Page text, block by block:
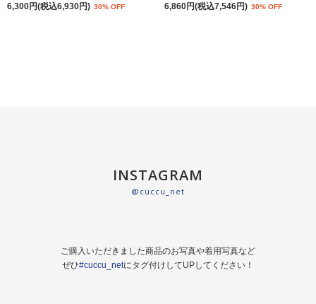
6,300円(税込6,930円) 30% OFF
6,860円(税込7,546円) 30% OFF
INSTAGRAM
@cuccu_net
ご購入いただきました商品のお写真や着用写真など
ぜひ#cuccu_netにタグ付けしてUPしてください！